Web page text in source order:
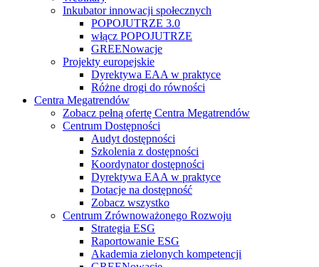
Inkubator innowacji społecznych
POPOJUTRZE 3.0
włącz POPOJUTRZE
GREENowacje
Projekty europejskie
Dyrektywa EAA w praktyce
Różne drogi do równości
Centra Megatrendów
Zobacz pełną ofertę Centra Megatrendów
Centrum Dostępności
Audyt dostępności
Szkolenia z dostępności
Koordynator dostępności
Dyrektywa EAA w praktyce
Dotacje na dostępność
Zobacz wszystko
Centrum Zrównoważonego Rozwoju
Strategia ESG
Raportowanie ESG
Akademia zielonych kompetencji